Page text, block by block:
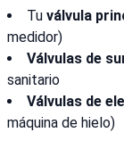
Tu válvula
medidor)
Válvulas de
sanitario
Válvulas de
máquina de hielo)